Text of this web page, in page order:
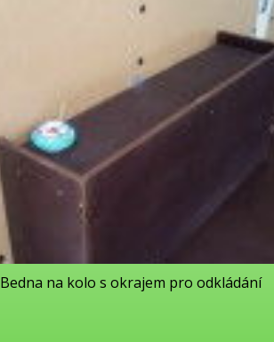
Bedna na kolo s okrajem pro odkládání